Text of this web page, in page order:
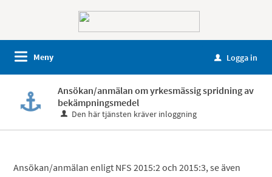
Meny u Logga in
Ansökan/anmälan om yrkesmässig spridning av
bekämpningsmedel
Den här tjänsten kräver inloggning
Ansökan/anmälan enligt NFS 2015:2 och 2015:3, se även